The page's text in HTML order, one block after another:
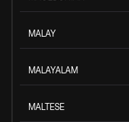
MALAY
MALAYALAM
MALTESE